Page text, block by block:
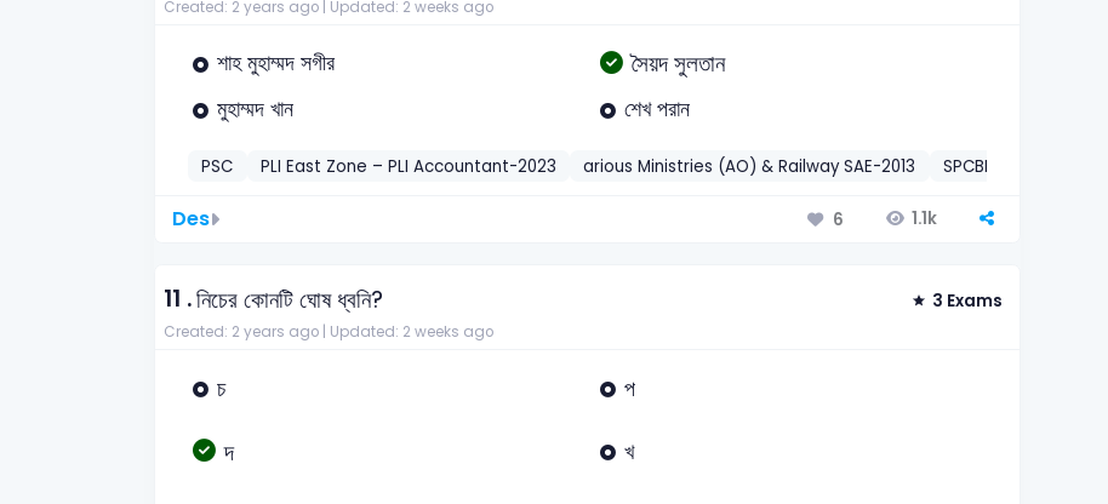
Created: 2 years ago | Updated: 2 weeks ago
শাহ মুহাম্মদ সগীর সৈয়দ সুলতান
মুহাম্মদ খান শেখ পরান
PSC PLI East Zone – PLI Accountant-2023 arious Ministries (AO) & Railway SAE-2013 SPCBL – Officer-2025
Des 6 1.1k
11 .নিচের কোনটি ঘোষ ধ্বনি? 3 Exams
Created: 2 years ago | Updated: 2 weeks ago
চ প
দ খ